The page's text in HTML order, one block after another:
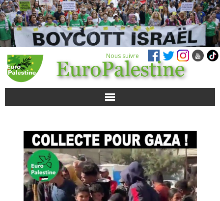
Nous suivre
POUR AGIR
AGENDA
VIDÉOS